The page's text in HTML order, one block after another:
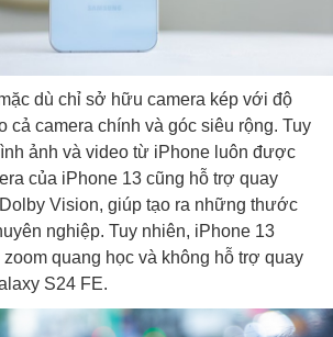
dù chỉ sở hữu camera kép với độ
cả camera chính và góc siêu rộng. Tuy
ảnh và video từ iPhone luôn được
của iPhone 13 cũng hỗ trợ quay
Vision, giúp tạo ra những thước
nghiệp. Tuy nhiên, iPhone 13
quang học và không hỗ trợ quay
S24 FE.